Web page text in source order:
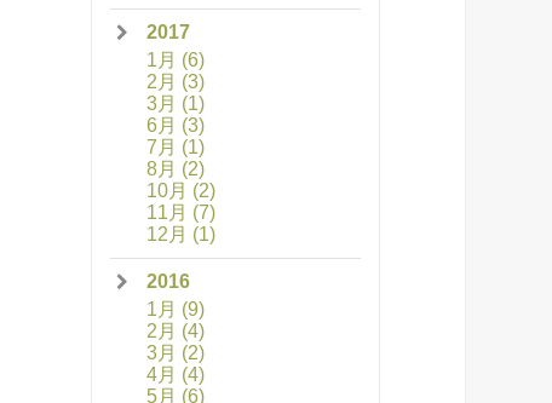
2017
1月 (6)
2月 (3)
3月 (1)
6月 (3)
7月 (1)
8月 (2)
10月 (2)
11月 (7)
12月 (1)
2016
1月 (9)
2月 (4)
3月 (2)
4月 (4)
5月 (6)